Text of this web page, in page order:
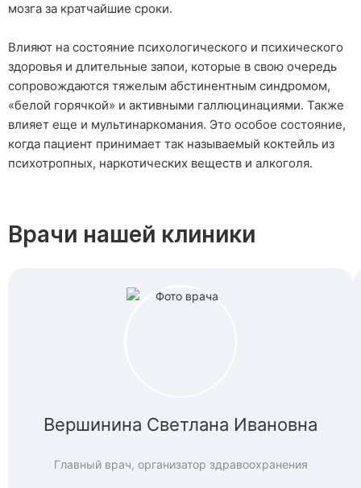
мозга за кратчайшие сроки.
Влияют на состояние психологического и психического
здоровья и длительные запои, которые в свою очередь
сопровождаются тяжелым абстинентным синдромом,
«белой горячкой» и активными галлюцинациями. Также
влияет еще и мультинаркомания. Это особое состояние,
когда пациент принимает так называемый коктейль из
психотропных, наркотических веществ и алкоголя.
Врачи нашей клиники
Вершинина Светлана Ивановна
Главный врач, организатор здравоохранения